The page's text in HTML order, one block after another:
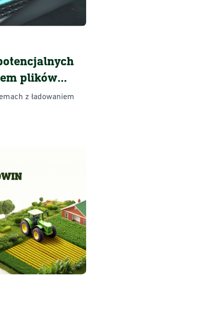
plików
2024 w
z ładowaniem